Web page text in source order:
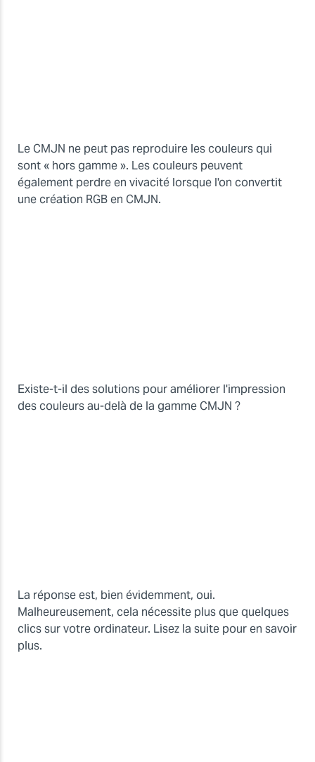
Le CMJN ne peut pas reproduire les couleurs qui
sont « hors gamme ». Les couleurs peuvent
également perdre en vivacité lorsque l'on convertit
une création RGB en CMJN.
Existe-t-il des solutions pour améliorer l'impression
des couleurs au-delà de la gamme CMJN ?
La réponse est, bien évidemment, oui.
Malheureusement, cela nécessite plus que quelques
clics sur votre ordinateur. Lisez la suite pour en savoir
plus.